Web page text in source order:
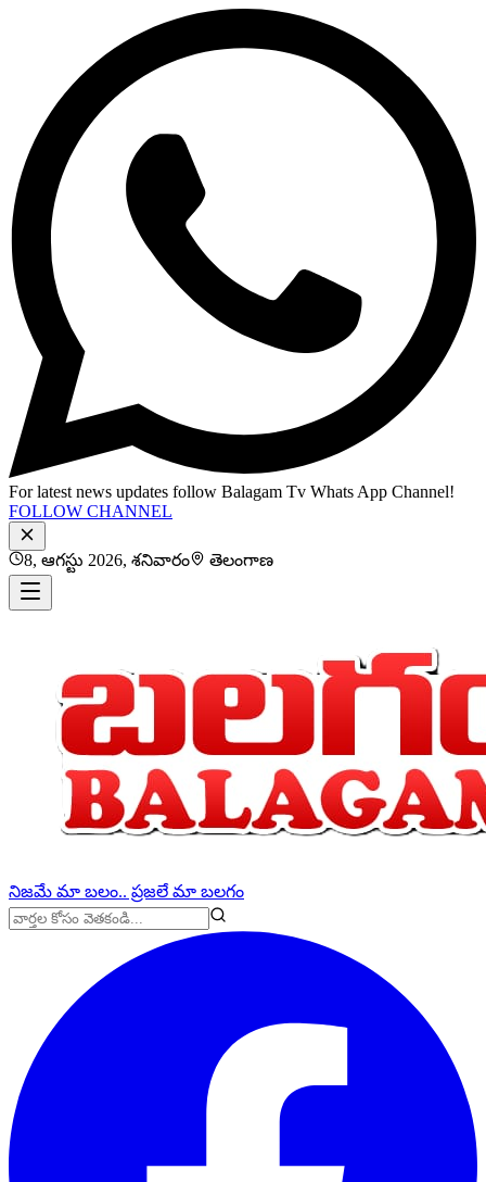
For latest news updates follow Balagam Tv Whats App Channel!
FOLLOW CHANNEL
8, ఆగస్టు 2026, శనివారం తెలంగాణ
నిజమే మా బలం.. ప్రజలే మా బలగం